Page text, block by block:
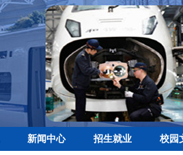
新闻中心 招生就业 校园